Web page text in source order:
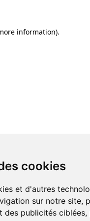
cookies
et d'autres
sur notre site,
des publicités
information).